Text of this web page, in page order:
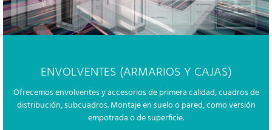
ENVOLVENTES (ARMARIOS Y CAJAS)
Ofrecemos envolventes y accesorios de primera calidad, cuadros de
distribución, subcuadros. Montaje en suelo o pared, como versión
empotrada o de superficie.